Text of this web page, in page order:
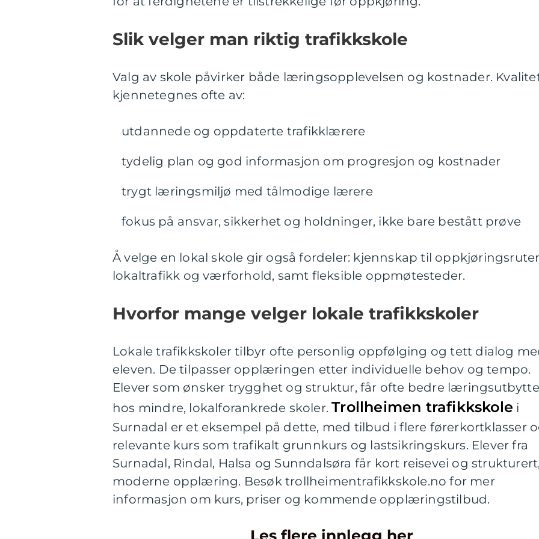
Slik velger man riktig trafikkskole
Valg av skole påvirker både læringsopplevelsen og kostnader.
kjennetegnes ofte av:
utdannede og oppdaterte trafikklærere
tydelig plan og god informasjon om progresjon og kostnader
trygt læringsmiljø med tålmodige lærere
fokus på ansvar, sikkerhet og holdninger, ikke bare bestått prøve
Å velge en lokal skole gir også fordeler: kjennskap til
lokaltrafikk og værforhold, samt fleksible oppmøtesteder.
Hvorfor mange velger lokale trafikkskoler
Lokale trafikkskoler tilbyr ofte personlig oppfølging og tett dialog
eleven. De tilpasser opplæringen etter individuelle behov og tempo.
Elever som ønsker trygghet og struktur, får ofte bedre læringsutbytte
hos mindre, lokalforankrede skoler.Trollheimen trafikkskole i
Surnadal er et eksempel på dette, med tilbud i flere førerkortklasser
relevante kurs som trafikalt grunnkurs og lastsikringskurs. Elever fra
Surnadal, Rindal, Halsa og Sunndalsøra får kort reisevei og
moderne opplæring. Besøk trollheimentrafikkskole.no for mer
informasjon om kurs, priser og kommende opplæringstilbud.